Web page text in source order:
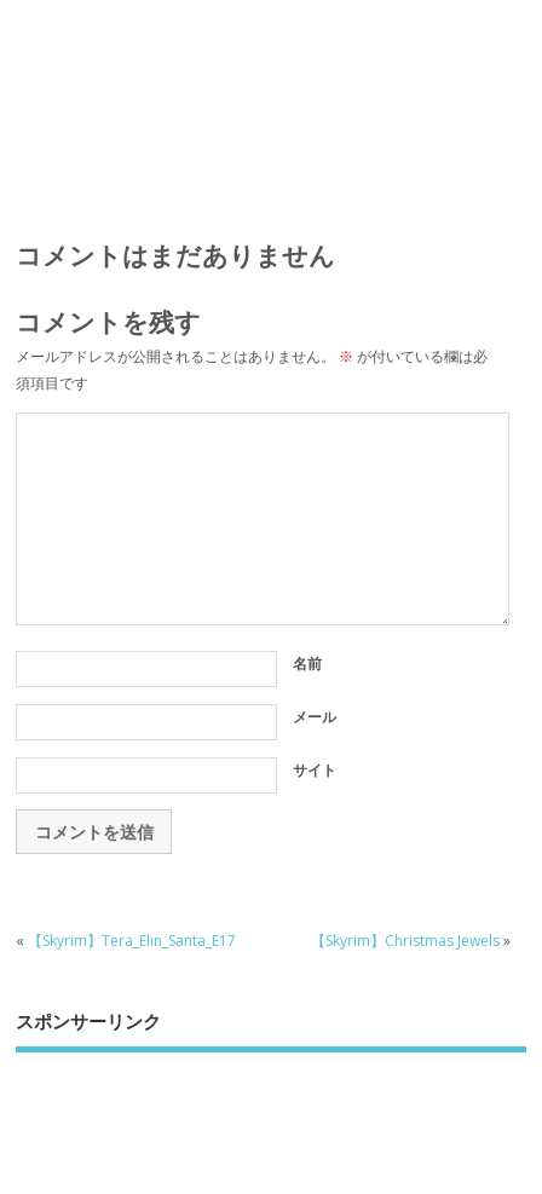
コメントはまだありません
コメントを残す
メールアドレスが公開されることはありません。 ※ が付いている欄は必
須項目です
名前
メール
サイト
« 【Skyrim】Tera_Elin_Santa_E17 【Skyrim】Christmas Jewels»
スポンサーリンク